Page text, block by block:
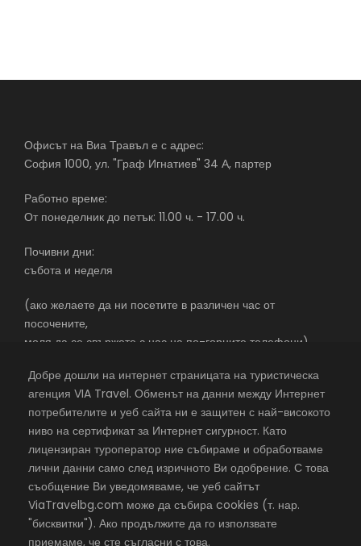
Офисът на Виа Травъл е с адрес:
София 1000, ул. "Граф Игнатиев" 34 А, партер
Работно време:
От понеделник до петък: 11.00 ч. - 17.00 ч.
Почивни дни:
събота и неделя
(ако желаете да ни посетите в различен час от
посочените,
моля да се свържете с нас на по-горните телефони)
екскурзии в чужбина със самолет – почивки в чужбина –
почивки в чужбина 2026 – с една от най-добрите
© VIA Travel , всички права запазени, Хостинг в Rax.bg
Посетете VIA Travel въвFacebook
Добре дошли на интернет страницата на туристическа
агенция VIA Travel. Обменът на данни между Интернет
потребителите и уеб сайта ни е защитен с най-високото
ниво на сертификат за Интернет сигурност. Като
лицензиран туроператор ние събираме и обработваме
лични данни само след изричното Ви одобрение. С това
съобщение Ви уведомяваме, че уеб сайтът
ViaTravelbg.com може да събира cookies (т. нар.
"бисквитки"). Ако продължите да го използвате
приемаме, че сте съгласни с това.